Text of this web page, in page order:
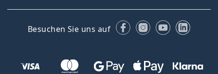
Besuchen Sie uns auf FacebookInstagram
YouTube